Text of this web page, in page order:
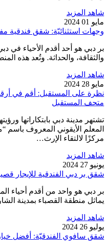
شاهد المزيد
مايو 01 2024
وجهات استثنائيّة: شقق فندقية
بر دبي هو أحد أقدم الأحياء في
والثقافة، والحداثة. وتُعد هذه
شاهد المزيد
مايو 28 2024
نظرة على المستقبل: أقم في
متحف المستقبل
تشتهر مدينة دبي بابتكاراتها
المعلم الأيقوني المعروف
مركزًا لالتقاء الإرث…
شاهد المزيد
يونيو 27 2024
شقق بر دبي الفندقية للإيجار
بر دبي هو واحد من أقدم أحياء
يماثل منطقة القصباء بمدينة
شاهد المزيد
يوليو 26 2024
شقق سافوي الفندقيّة: أفضل